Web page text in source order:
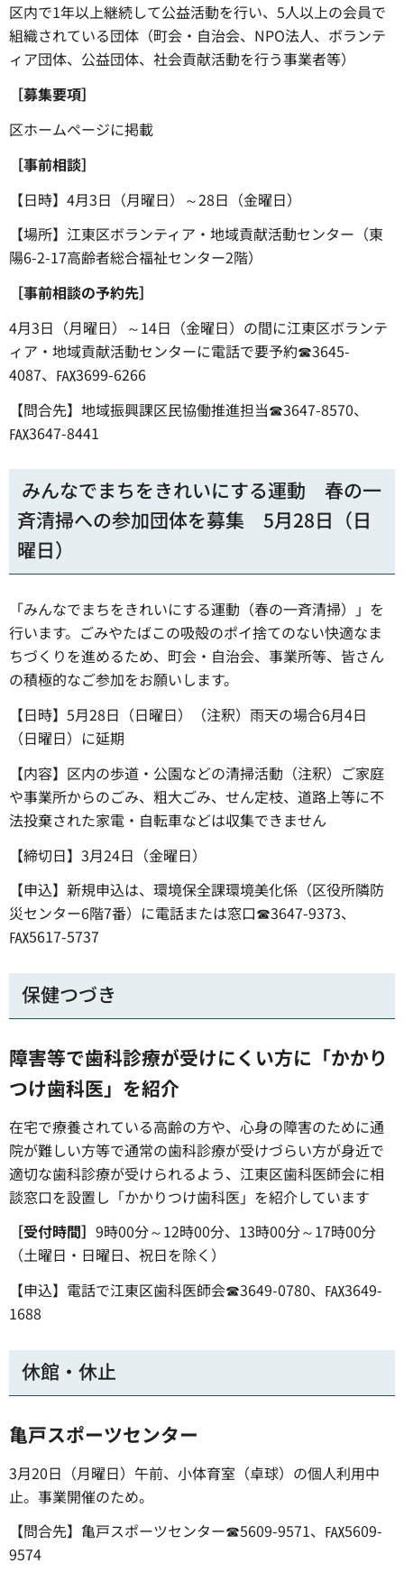
区内で1年以上継続して公益活動を行い、5人以上の会員で
組織されている団体（町会・自治会、NPO法人、ボランテ
ィア団体、公益団体、社会貢献活動を行う事業者等）
［募集要項］
区ホームページに掲載
［事前相談］
【日時】4月3日（月曜日）～28日（金曜日）
【場所】江東区ボランティア・地域貢献活動センター（東
陽6-2-17高齢者総合福祉センター2階）
［事前相談の予約先］
4月3日（月曜日）～14日（金曜日）の間に江東区ボランテ
ィア・地域貢献活動センターに電話で要予約☎3645-
4087、℻3699-6266
【問合先】地域振興課区民協働推進担当☎3647-8570、
℻3647-8441
みんなでまちをきれいにする運動 春の一
斉清掃への参加団体を募集 5月28日（日
曜日）
「みんなでまちをきれいにする運動（春の一斉清掃）」を
行います。ごみやたばこの吸殻のポイ捨てのない快適なま
ちづくりを進めるため、町会・自治会、事業所等、皆さん
の積極的なご参加をお願いします。
【日時】5月28日（日曜日）（注釈）雨天の場合6月4日
（日曜日）に延期
【内容】区内の歩道・公園などの清掃活動（注釈）ご家庭
や事業所からのごみ、粗大ごみ、せん定枝、道路上等に不
法投棄された家電・自転車などは収集できません
【締切日】3月24日（金曜日）
【申込】新規申込は、環境保全課環境美化係（区役所隣防
災センター6階7番）に電話または窓口☎3647-9373、
℻5617-5737
保健つづき
障害等で歯科診療が受けにくい方に「かかり
つけ歯科医」を紹介
在宅で療養されている高齢の方や、心身の障害のために通
院が難しい方等で通常の歯科診療が受けづらい方が身近で
適切な歯科診療が受けられるよう、江東区歯科医師会に相
談窓口を設置し「かかりつけ歯科医」を紹介しています
［受付時間］ 9時00分～12時00分、13時00分～17時00分
（土曜日・日曜日、祝日を除く）
【申込】電話で江東区歯科医師会☎3649-0780、℻3649-
1688
休館・休止
亀戸スポーツセンター
3月20日（月曜日）午前、小体育室（卓球）の個人利用中
止。事業開催のため。
【問合先】亀戸スポーツセンター☎5609-9571、℻5609-
9574